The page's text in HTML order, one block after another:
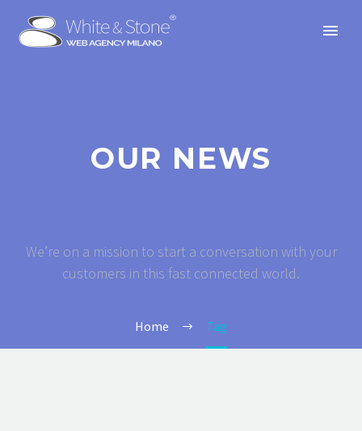
OUR NEWS
We’re on a mission to start a conversation with your
customers in this fast connected world.
Home Tag